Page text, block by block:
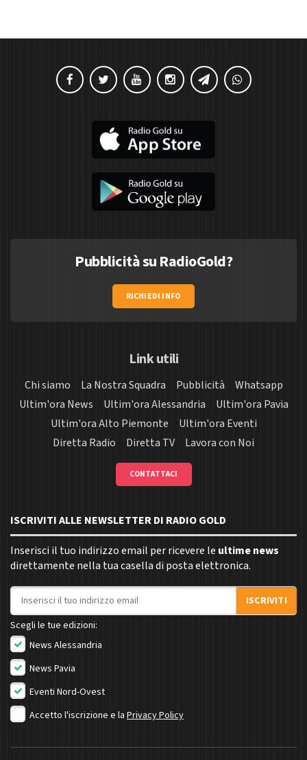
Pubblicità su RadioGold?
RICHIEDI INFO
Link utili
Chi siamo La Nostra Squadra Pubblicità
Whatsapp
Ultim'ora News
Ultim'ora Alessandria
Ultim'ora Pavia
Ultim'ora Alto Piemonte
Ultim'ora Eventi
Diretta Radio
Diretta TV Lavora con Noi
CONTATTACI
ISCRIVITI ALLE NEWSLETTER DI RADIO GOLD
Inserisci il tuo indirizzo email per ricevere le ultime news
direttamente nella tua casella di posta elettronica.
Indirizzo email
ISCRIVITI
Scegli le tue edizioni:
News Alessandria
News Pavia
Eventi Nord-Ovest
Accetto l'iscrizione e la Privacy Policy